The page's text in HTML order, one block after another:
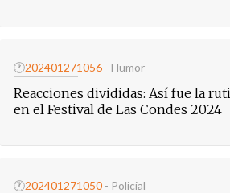
🕐202401271056 - Humor
Reacciones divididas: Así fue la
en el Festival de Las Condes 2024
🕐202401271050 - Policial